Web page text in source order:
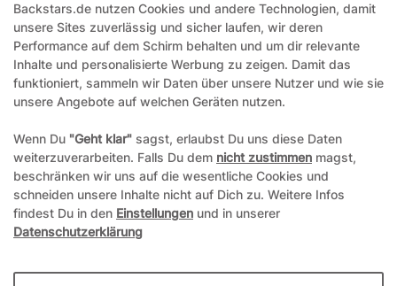
office@backstars.de
Wir antworten Ihnen schnellstmöglich. An Sonn- und Feiertagen kann
es evtl. zu Verzögerungen kommen.
07306 306239¹
Freitags am besten zwischen 8-12 Uhr
¹Telefonieren zum üblichen Ortstarif. Verbindugsgebühren für Anrufe
aus dem Mobilfunknetz können ggf. abweichen.
*Alle Preise inkl. gesetzl. Mehrwertsteuer und ggf. zzgl.
Backstars.de nutzen Cookies und andere Technologien, damit
unsere Sites zuverlässig und sicher laufen, wir deren
Performance auf dem Schirm behalten und um dir relevante
Inhalte und personalisierte Werbung zu zeigen. Damit das
funktioniert, sammeln wir Daten über unsere Nutzer und wie sie
unsere Angebote auf welchen Geräten nutzen.
Wenn Du "Geht klar" sagst, erlaubst Du uns diese Daten
weiterzuverarbeiten. Falls Du dem nicht zustimmen magst,
beschränken wir uns auf die wesentliche Cookies und
schneiden unsere Inhalte nicht auf Dich zu. Weitere Infos
findest Du in den Einstellungen und in unserer
Datenschutzerklärung